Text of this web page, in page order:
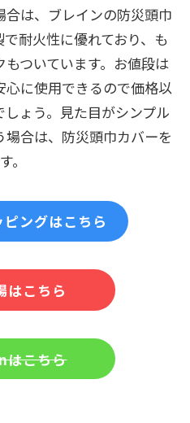
は、ブレインの防災頭巾
耐火性に優れており、も
ついています。お値段は
に使用できるので価格以
しょう。見た目がシンプル
合は、防災頭巾カバーを
。
ングはこちら
はこちら
はこちら